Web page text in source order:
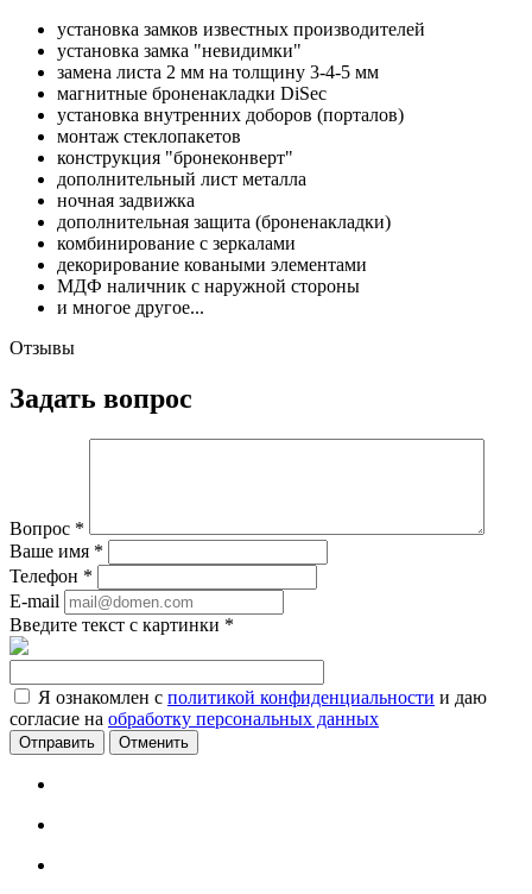
установка замков известных производителей
установка замка "невидимки"
замена листа 2 мм на толщину 3-4-5 мм
магнитные броненакладки DiSec
установка внутренних доборов (порталов)
монтаж стеклопакетов
конструкция "бронеконверт"
дополнительный лист металла
ночная задвижка
дополнительная защита (броненакладки)
комбинирование с зеркалами
декорирование коваными элементами
МДФ наличник с наружной стороны
и многое другое...
Отзывы
Задать вопрос
Вопрос *
Ваше имя *
Телефон *
E-mail
Введите текст с картинки *
Я ознакомлен с политикой конфиденциальности и даю
согласие на обработку персональных данных
Отменить